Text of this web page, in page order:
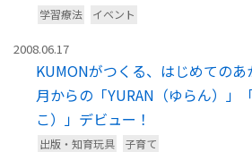
学習療法 イベント
2008.06.17
KUMONがつくる、はじめての
月からの「YURAN（ゆらん）」
こ）」デビュー！
出版・知育玩具 子育て